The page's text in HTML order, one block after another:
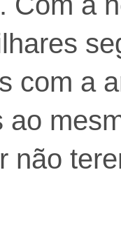
com a
ao
não